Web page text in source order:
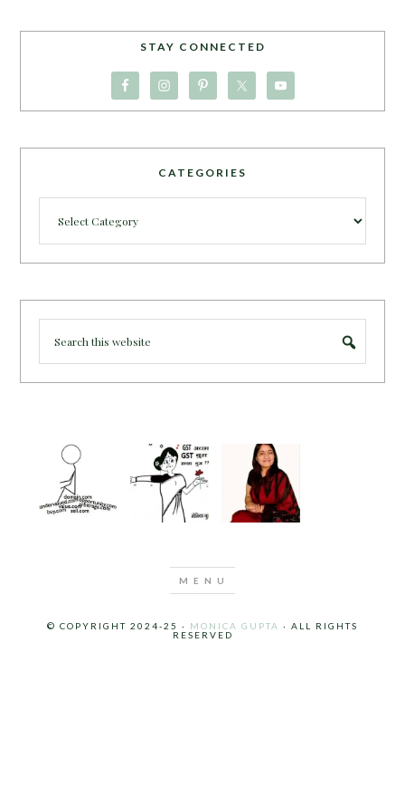
STAY CONNECTED
CATEGORIES
© COPYRIGHT 2024-25 · MONICA GUPTA · ALL RIGHTS
RESERVED